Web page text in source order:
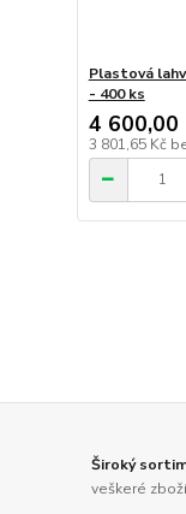
Plastová
- 400 ks
4 600,00
3 801,65 Kč
Široký
veškeré